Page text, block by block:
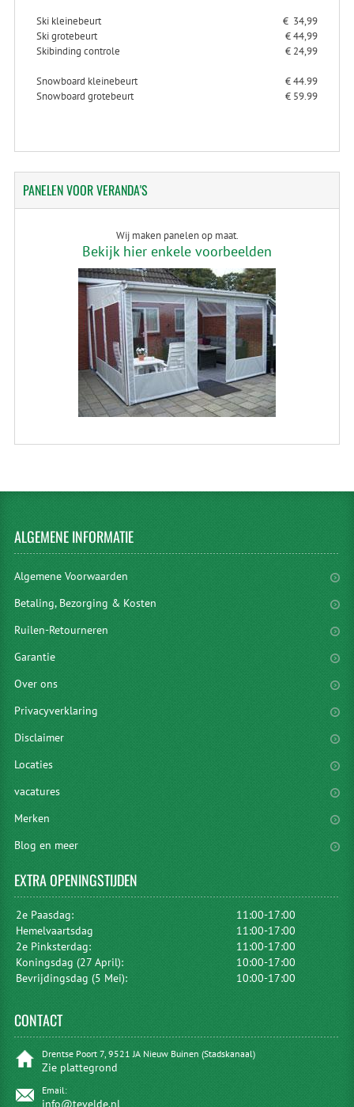
Ski kleinebeurt
€ 34,99
Ski grotebeurt
€ 44,99
Skibinding controle
€ 24,99
Snowboard kleinebeurt
€ 44.99
Snowboard grotebeurt
€ 59.99
PANELENVOOR VERANDA'S
Wij maken panelen op maat.
Bekijk hier enkele voorbeelden
ALGEMENEINFORMATIE
Algemene Voorwaarden
Betaling, Bezorging & Kosten
Ruilen-Retourneren
Garantie
Over ons
Privacyverklaring
Disclaimer
Locaties
vacatures
Merken
Blog en meer
EXTRAOPENINGSTIJDEN
2e Paasdag:
11:00-17:00
Hemelvaartsdag
11:00-17:00
2e Pinksterdag:
11:00-17:00
Koningsdag (27 April):
10:00-17:00
Bevrijdingsdag (5 Mei):
10:00-17:00
CONTACT
Drentse Poort 7, 9521 JA Nieuw Buinen (Stadskanaal)
Zie plattegrond
Email:
info@tevelde.nl